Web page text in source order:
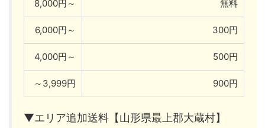
8,000円～ 無料
6,000円～ 300円
4,000円～ 500円
～3,999円 900円
▼エリア追加送料【山形県最上郡大蔵村】